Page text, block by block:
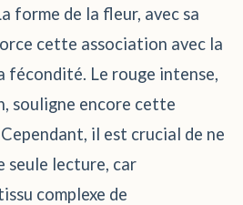
forme de la fleur, avec sa
cette association avec la
fécondité. Le rouge intense,
souligne encore cette
il est crucial de ne
seule lecture, car
complexe de